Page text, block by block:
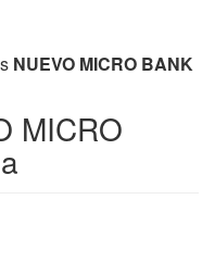
NUEVO MICRO BANK
MICRO